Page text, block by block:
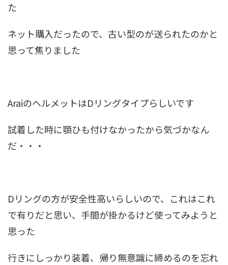
た
ネット購入だったので、古い型のが送られたのかと
思って焦りました
AraiのヘルメットはDリングタイプらしいです
試着した時に顎ひも付けなかったから気づかなん
だ・・・
Dリングの方が安全性高いらしいので、これはこれ
で有りだと思い、手間が掛かるけど使ってみようと
思った
行きにしっかり装着、帰り無意識に締めるのを忘れ